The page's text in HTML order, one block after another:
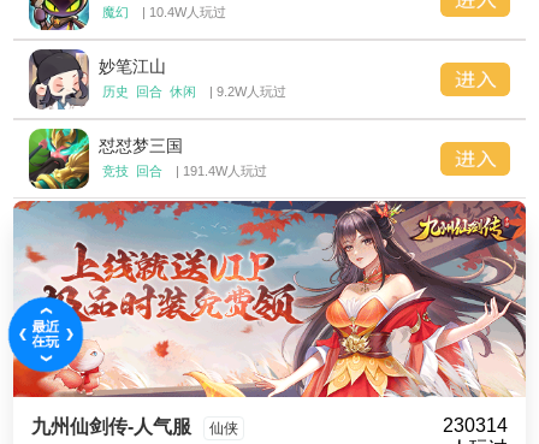
魔幻 | 10.4W人玩过
妙笔江山
历史 回合 休闲 | 9.2W人玩过
怼怼梦三国
竞技 回合 | 191.4W人玩过
九州仙剑传-人气服 仙侠
230314